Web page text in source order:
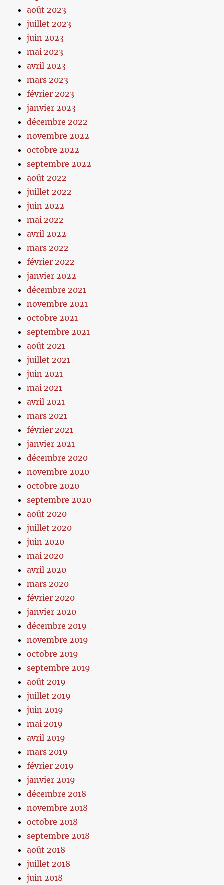
août 2023
juillet 2023
juin 2023
mai 2023
avril 2023
mars 2023
février 2023
janvier 2023
décembre 2022
novembre 2022
octobre 2022
septembre 2022
août 2022
juillet 2022
juin 2022
mai 2022
avril 2022
mars 2022
février 2022
janvier 2022
décembre 2021
novembre 2021
octobre 2021
septembre 2021
août 2021
juillet 2021
juin 2021
mai 2021
avril 2021
mars 2021
février 2021
janvier 2021
décembre 2020
novembre 2020
octobre 2020
septembre 2020
août 2020
juillet 2020
juin 2020
mai 2020
avril 2020
mars 2020
février 2020
janvier 2020
décembre 2019
novembre 2019
octobre 2019
septembre 2019
août 2019
juillet 2019
juin 2019
mai 2019
avril 2019
mars 2019
février 2019
janvier 2019
décembre 2018
novembre 2018
octobre 2018
septembre 2018
août 2018
juillet 2018
juin 2018